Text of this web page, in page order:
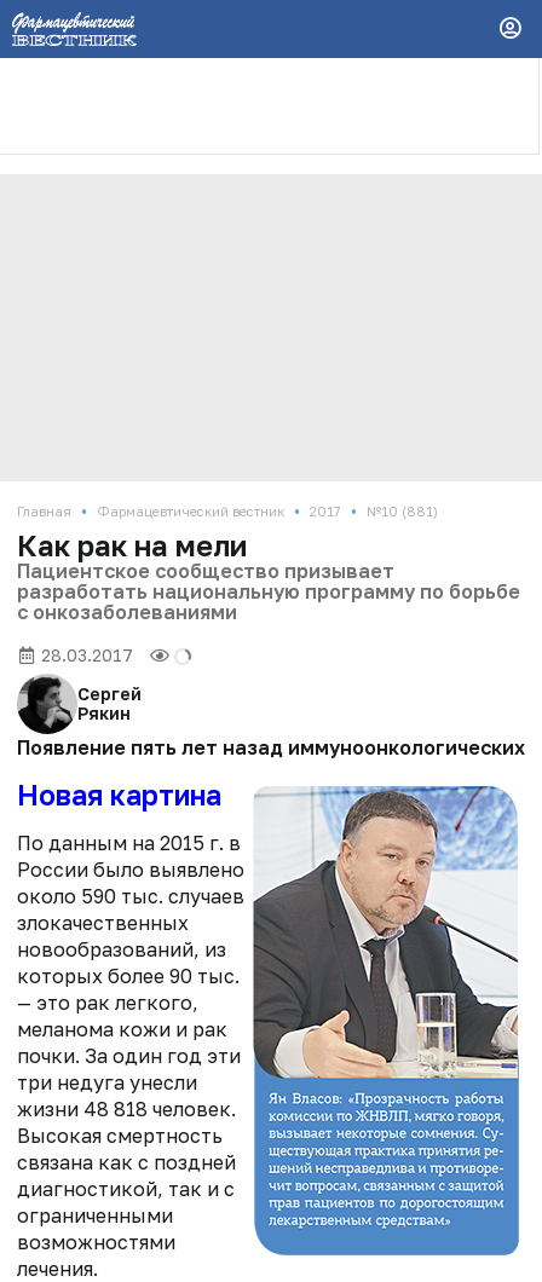
Главная • Фармацевтический вестник • 2017 • №10 (881)
Как рак на мели
Пациентское сообщество призывает
разработать национальную программу по борьбе
с онкозаболеваниями
28.03.2017
Сергей
Рякин
Появление пять лет назад
Новая картина
По данным на 2015 г. в
России было выявлено
около 590 тыс. случаев
злокачественных
новообразований, из
которых более 90 тыс.
— это рак легкого,
меланома кожи и рак
почки. За один год эти
три недуга унесли
жизни 48 818 человек.
Высокая смертность
связана как с поздней
диагностикой, так и с
ограниченными
возможностями
лечения.